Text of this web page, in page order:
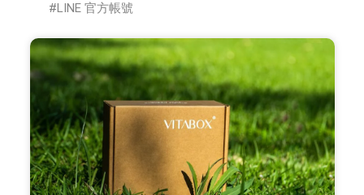
LINE 官方帳號